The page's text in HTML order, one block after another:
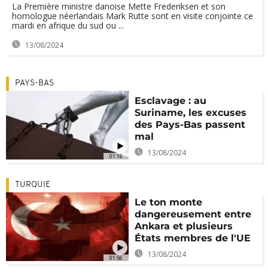
La Première ministre danoise Mette Frederiksen et son
homologue néerlandais Mark Rutte sont en visite conjointe ce
mardi en afrique du sud ou ...
13/08/2024
01:16
PAYS-BAS
Esclavage : au
Suriname, les excuses
des Pays-Bas passent
mal
13/08/2024
01:56
TURQUIE
Le ton monte
dangereusement entre
Ankara et plusieurs
États membres de l'UE
13/08/2024